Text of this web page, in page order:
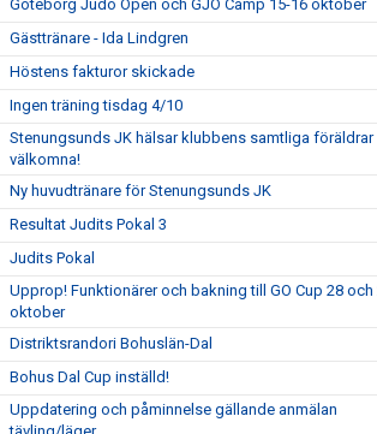
Göteborg Judo Open och GJO Camp 15-16 oktober
Gästtränare - Ida Lindgren
Höstens fakturor skickade
Ingen träning tisdag 4/10
Stenungsunds JK hälsar klubbens samtliga föräldrar
välkomna!
Ny huvudtränare för Stenungsunds JK
Resultat Judits Pokal 3
Judits Pokal
Upprop! Funktionärer och bakning till GO Cup 28 och
oktober
Distriktsrandori Bohuslän-Dal
Bohus Dal Cup inställd!
Uppdatering och påminnelse gällande anmälan